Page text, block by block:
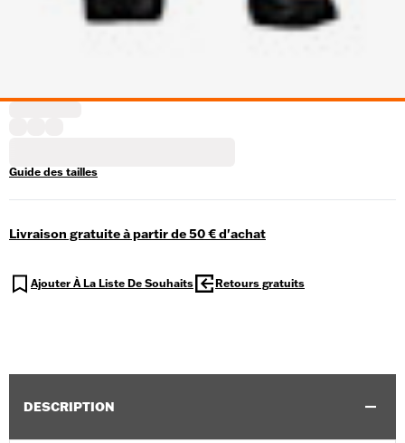
Guide des tailles
Livraison gratuite à partir de 50 € d'achat
Ajouter À La Liste De Souhaits Retours gratuits
DESCRIPTION